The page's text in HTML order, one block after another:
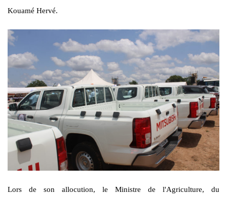
Kouamé Hervé.
Lors de son allocution, le Ministre de l'Agriculture, du